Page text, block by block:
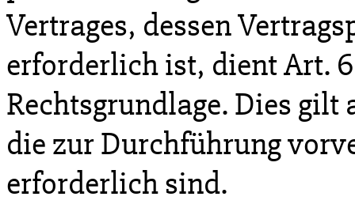
Vertrages, dessen
erforderlich ist, dient Art. 6
Rechtsgrundlage. Dies
die zur Durchführung
erforderlich sind.